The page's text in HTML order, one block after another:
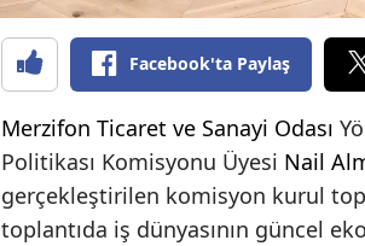
Facebook'ta Paylaş
Merzifon Ticaret ve Sanayi Odası
Politikası Komisyonu Üyesi Nail
gerçekleştirilen komisyon kurul
toplantıda iş dünyasının güncel